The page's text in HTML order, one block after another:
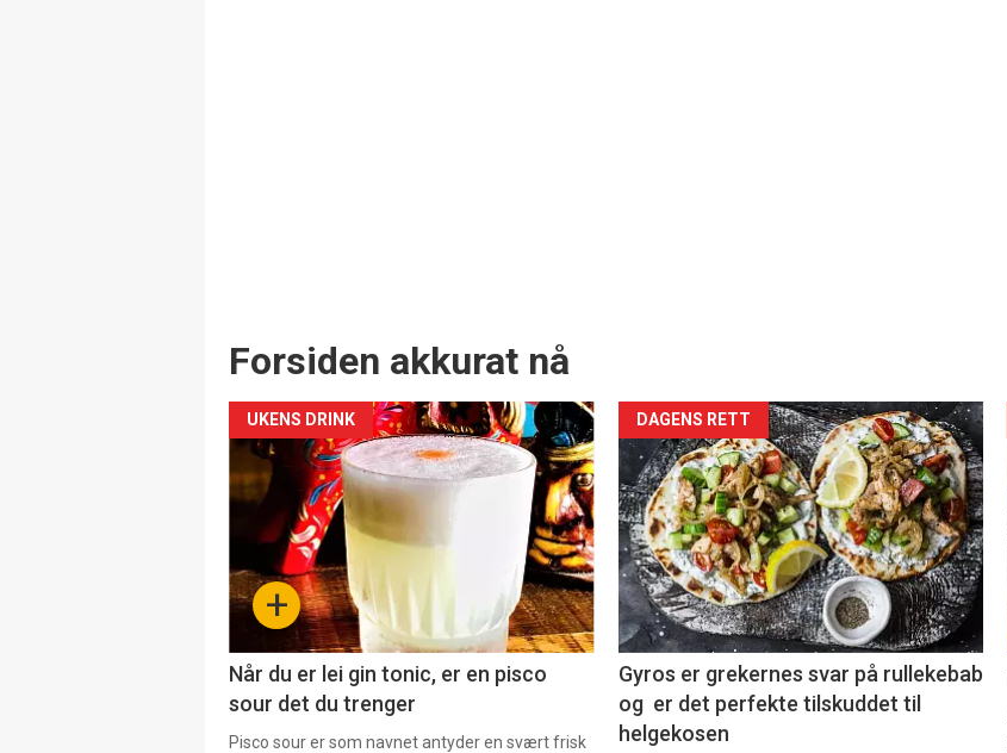
Forsiden akkurat nå
+
UKENS DRINK
Når du er lei gin tonic, er en pisco
sour det du trenger
Pisco sour er som navnet antyder en svært frisk
Forsiden
akkurat
nå
-
2
DAGENS RETT
Gyros er grekernes svar på rullekebab
og er det perfekte tilskuddet til
helgekosen